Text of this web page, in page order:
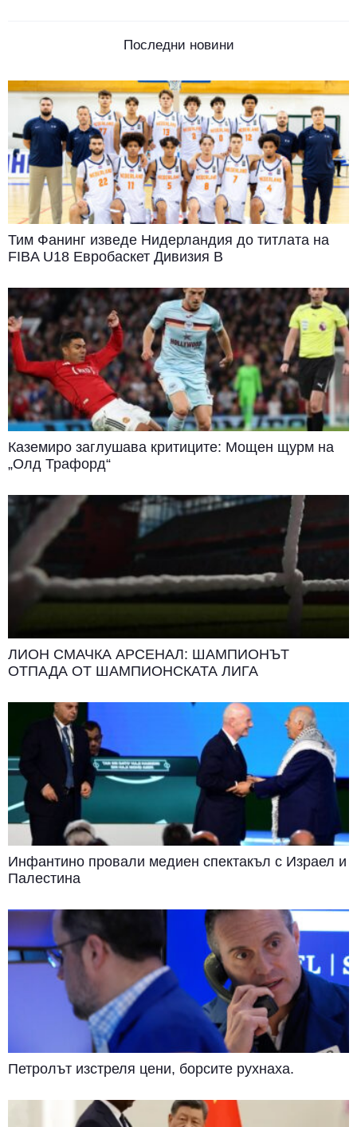
Последни новини
Тим Фанинг изведе Нидерландия до титлата на
FIBA U18 Евробаскет Дивизия B
Каземиро заглушава критиците: Мощен щурм на
„Олд Трафорд“
ЛИОН СМАЧКА АРСЕНАЛ: ШАМПИОНЪТ
ОТПАДА ОТ ШАМПИОНСКАТА ЛИГА
Инфантино провали медиен спектакъл с Израел и
Палестина
Петролът изстреля цени, борсите рухнаха.